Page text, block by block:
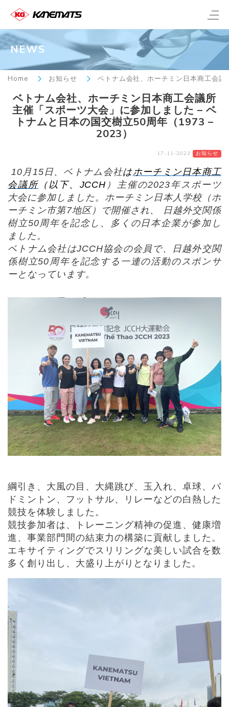
NEWS
Home お知らせ ベトナム会社、ホーチミン日本商工会
ベトナム会社、ホーチミン日本商工会議所
主催「スポーツ大会」に参加しました – ベ
トナムと日本の国交樹立50周年（1973 –
2023）
17-11-2023 お知らせ
10月15日、ベトナム会社はホーチミン日本商工
会議所 （以下、JCCH ）主催の2023年スポーツ
大会に参加しました。ホーチミン日本人学校（ホ
ーチミン市第7地区）で開催され、 日越外交関係
樹立50周年を記念し、多くの日本企業が参加し
ました。
ベトナム会社はJCCH協会の会員で、日越外交関
係樹立50周年を記念する一連の活動のスポンサ
ーとなっています。
綱引き、大風の目、大縄跳び、玉入れ、卓球、バ
ドミントン、フットサル、リレーなどの白熱した
競技を体験しました。
競技参加者は、トレーニング精神の促進、健康増
進、事業部門間の結束力の構築に貢献しました。
エキサイティングでスリリングな美しい試合を数
多く創り出し、大盛り上がりとなりました。